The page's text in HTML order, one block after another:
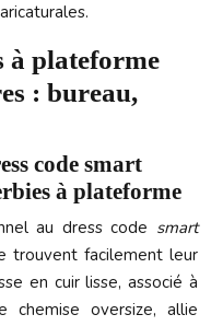
à plateforme
: bureau,
code smart
à plateforme
au dress code smart
trouvent facilement leur
en cuir lisse, associé à
oversize, allie